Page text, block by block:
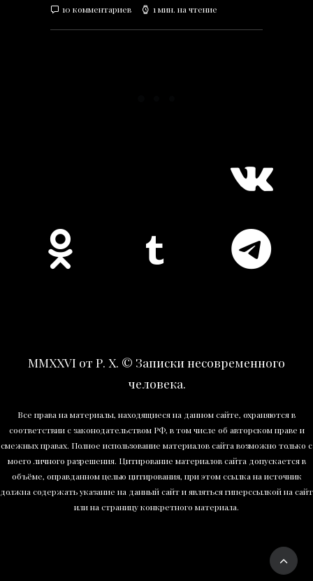
10 комментариев 1 мин. на чтение
MMXXVI от Р. Х. © Записки несовременного
человека.
Все права на материалы, находящиеся на данном сайте, охраняются в
соответствии с законодательством РФ, в том числе об авторском праве и
смежных правах. Полное использование материалов сайта возможно только с
моего личного разрешения. Цитирование материалов сайта допускается в
объёме, оправданном целью цитирования, при этом ссылка на источник
должна содержать указание на данный сайт и являться гиперссылкой на сайт
или на страницу конкретного материала.